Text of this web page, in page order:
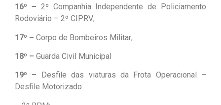
16º – 2º Companhia Independente de Policiamento
Rodoviário – 2º CIPRV;
17º – Corpo de Bombeiros Militar;
18º – Guarda Civil Municipal
19º – Desfile das viaturas da Frota Operacional –
Desfile Motorizado